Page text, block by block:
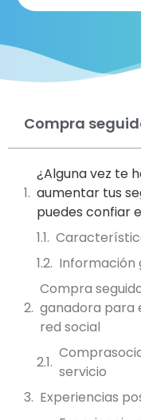
Compra
¿Alguna vez te
aumentar tus
puedes confiar
Información
Compra
ganadora para
red social
servicio
Experiencias